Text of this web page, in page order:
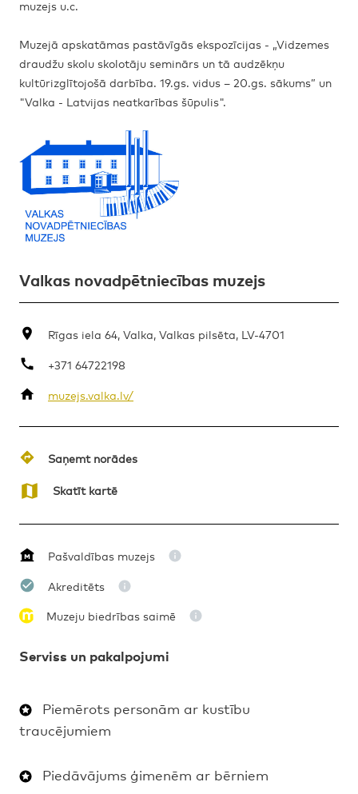
muzejs u.c.
Muzejā apskatāmas pastāvīgās ekspozīcijas - „Vidzemes
draudžu skolu skolotāju seminārs un tā audzēkņu
kultūrizglītojošā darbība. 19.gs. vidus – 20.gs. sākums” un
"Valka - Latvijas neatkarības šūpulis".
Valkas novadpētniecības muzejs
Rīgas iela 64, Valka, Valkas pilsēta, LV-4701
+371 64722198
muzejs.valka.lv/
Saņemt norādes
Skatīt kartē
Pašvaldības muzejs
Akreditēts
Muzeju biedrības saimē
Serviss un pakalpojumi
Piemērots personām ar kustību
traucējumiem
Piedāvājums ģimenēm ar bērniem